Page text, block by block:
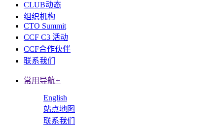
CLUB动态
组织机构
CTO Summit
CCF C3 活动
CCF合作伙伴
联系我们
常用导航+
English
站点地图
联系我们